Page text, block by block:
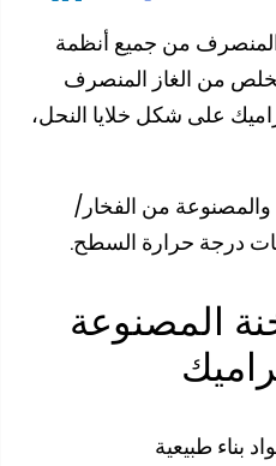
من جميع أنظمة
من الغاز المنصرف
شكل خلايا النحل،
من الفخار/
حرارة السطح.
المصنوعة
طبيعية